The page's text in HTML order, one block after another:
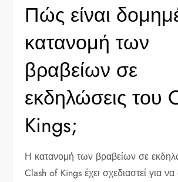
Πώς είναι
κατανομή των
βραβείων σε
εκδηλώσεις του
Kings;
Η κατανομή των βραβείων σε
Clash of Kings έχει σχεδιαστεί για να